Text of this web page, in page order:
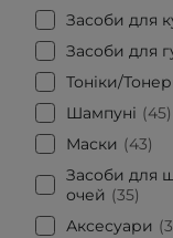
Засоби для
Засоби для
Тоніки/
Шампуні
45
Маски
43
Засоби для
очей
35
Аксесуари